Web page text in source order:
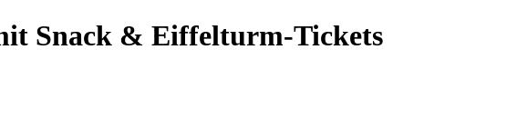
Snack & Eiffelturm-Tickets